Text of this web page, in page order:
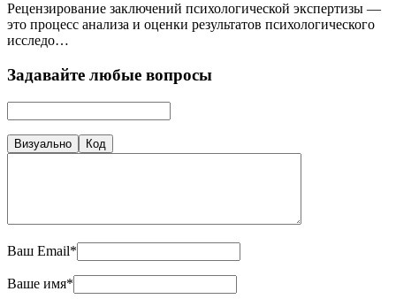
Рецензирование заключений психологической экспертизы —
это процесс анализа и оценки результатов психологического
исследо…
Задавайте любые вопросы
Визуально Код
Ваш Email*
Ваше имя*